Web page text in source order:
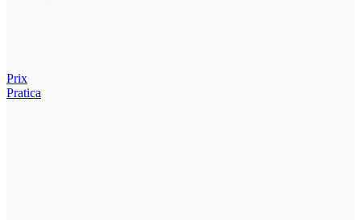
Prix
Pratica